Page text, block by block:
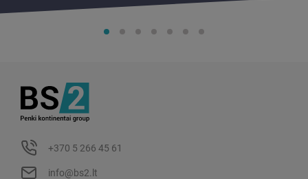
+370 5 266 45 61
info@bs2.lt